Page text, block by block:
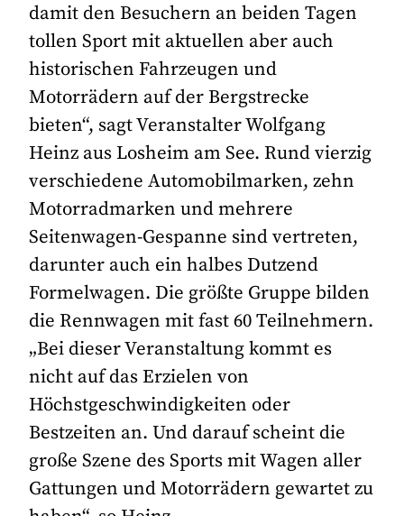
damit den Besuchern an beiden Tagen
tollen Sport mit aktuellen aber auch
historischen Fahrzeugen und
Motorrädern auf der Bergstrecke
bieten“, sagt Veranstalter Wolfgang
Heinz aus Losheim am See. Rund vierzig
verschiedene Automobilmarken, zehn
Motorradmarken und mehrere
Seitenwagen-Gespanne sind vertreten,
darunter auch ein halbes Dutzend
Formelwagen. Die größte Gruppe bilden
die Rennwagen mit fast 60 Teilnehmern.
„Bei dieser Veranstaltung kommt es
nicht auf das Erzielen von
Höchstgeschwindigkeiten oder
Bestzeiten an. Und darauf scheint die
große Szene des Sports mit Wagen aller
Gattungen und Motorrädern gewartet zu